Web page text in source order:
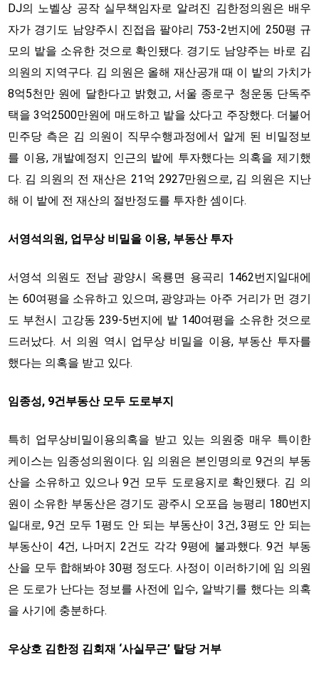
DJ의 노벨상 공작 실무책임자로 알려진 김한정의원은 배우
자가 경기도 남양주시 진접읍 팔야리 753-2번지에 250평 규
모의 밭을 소유한 것으로 확인됐다. 경기도 남양주는 바로 김
의원의 지역구다. 김 의원은 올해 재산공개 때 이 밭의 가치가
8억5천만 원에 달한다고 밝혔고, 서울 종로구 청운동 단독주
택을 3억2500만원에 매도하고 밭을 샀다고 주장했다. 더불어
민주당 측은 김 의원이 직무수행과정에서 알게 된 비밀정보
를 이용, 개발예정지 인근의 밭에 투자했다는 의혹을 제기했
다. 김 의원의 전 재산은 21억 2927만원으로, 김 의원은 지난
해 이 밭에 전 재산의 절반정도를 투자한 셈이다.
서영석의원, 업무상 비밀을 이용, 부동산 투자
서영석 의원도 전남 광양시 옥룡면 용곡리 1462번지일대에
논 60여평을 소유하고 있으며, 광양과는 아주 거리가 먼 경기
도 부천시 고강동 239-5번지에 밭 140여평을 소유한 것으로
드러났다. 서 의원 역시 업무상 비밀을 이용, 부동산 투자를
했다는 의혹을 받고 있다.
임종성, 9건부동산 모두 도로부지
특히 업무상비밀이용의혹을 받고 있는 의원중 매우 특이한
케이스는 임종성의원이다. 임 의원은 본인명의로 9건의 부동
산을 소유하고 있으나 9건 모두 도로용지로 확인됐다. 김 의
원이 소유한 부동산은 경기도 광주시 오포읍 능평리 180번지
일대로, 9건 모두 1평도 안 되는 부동산이 3건, 3평도 안 되는
부동산이 4건, 나머지 2건도 각각 9평에 불과했다. 9건 부동
산을 모두 합해봐야 30평 정도다. 사정이 이러하기에 임 의원
은 도로가 난다는 정보를 사전에 입수, 알박기를 했다는 의혹
을 사기에 충분하다.
우상호 김한정 김회재 ‘사실무근’ 탈당 거부